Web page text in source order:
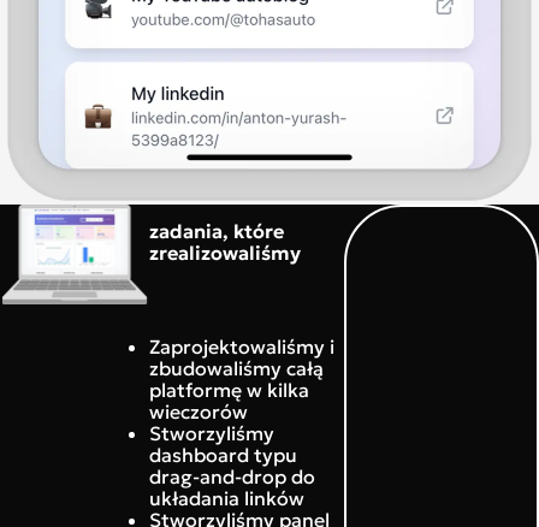
zadania, które
zrealizowaliśmy
Zaprojektowaliśmy i
zbudowaliśmy całą
platformę w kilka
wieczorów
Stworzyliśmy
dashboard typu
drag-and-drop do
układania linków
Stworzyliśmy panel